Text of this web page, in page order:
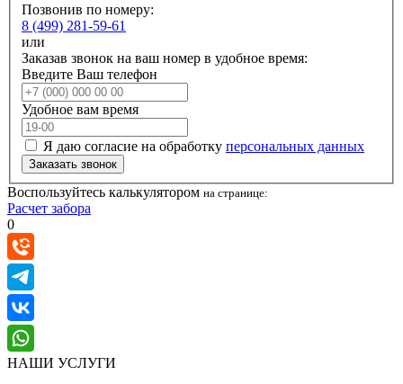
Позвонив по номеру:
8 (499) 281-59-61
или
Заказав звонок на ваш номер в удобное время:
Введите Ваш телефон
Удобное вам время
Я даю согласие на обработку персональных данных
Заказать звонок
Воспользуйтесь калькулятором на странице:
Расчет забора
0
НАШИ УСЛУГИ